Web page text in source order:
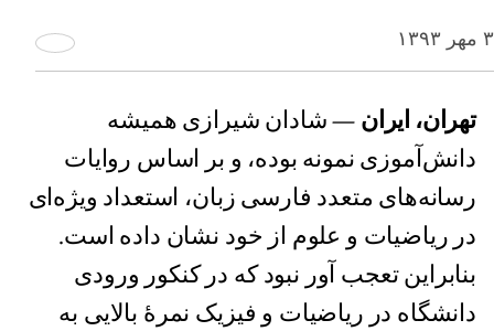
۳ مهر ۱۳۹۳
تهران، ایران — شادان شیرازی همیشه
دانش‌آموزی نمونه بوده، و بر اساس روایات
رسانه‌های متعدد فارسی زبان، استعداد ویژه‌ای
در ریاضیات و علوم از خود نشان داده است.
بنابراین تعجب آور نبود که در کنکور ورودی
دانشگاه در ریاضیات و فیزیک نمرۀ بالایی به